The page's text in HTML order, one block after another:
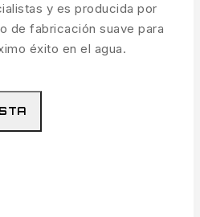
y es producida por
de fabricación suave para
éxito en el agua.